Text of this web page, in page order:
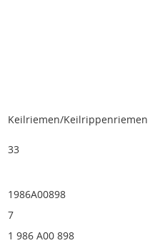
Keilriemen/Keilrippenriemen
33
1986A00898
7
1 986 A00 898